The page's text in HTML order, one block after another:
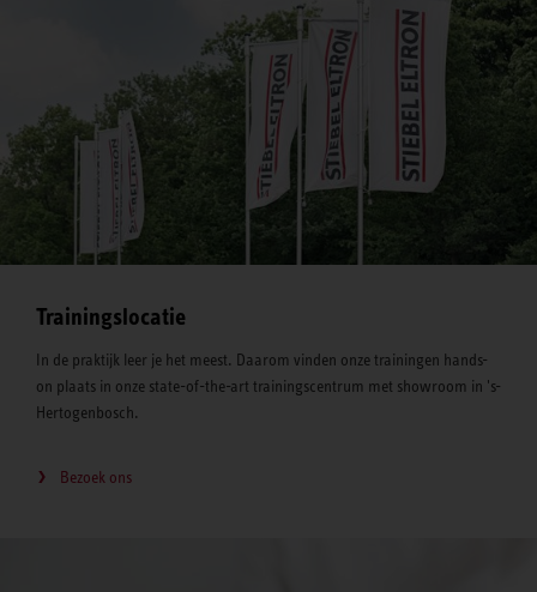
Trainingslocatie
In de praktijk leer je het meest. Daarom vinden onze trainingen hands-
on plaats in onze state-of-the-art trainingscentrum met showroom in 's-
Hertogenbosch.
Bezoek ons